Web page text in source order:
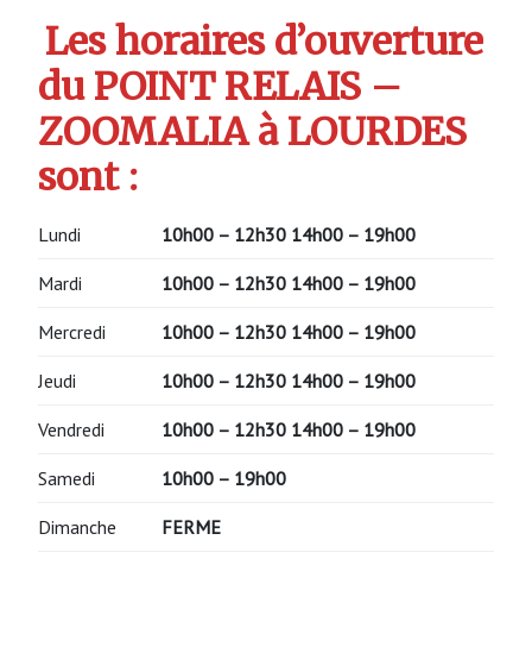
Les horaires d’ouverture
du POINT RELAIS –
ZOOMALIA à LOURDES
sont :
Lundi 10h00 – 12h30 14h00 – 19h00
Mardi 10h00 – 12h30 14h00 – 19h00
Mercredi 10h00 – 12h30 14h00 – 19h00
Jeudi 10h00 – 12h30 14h00 – 19h00
Vendredi 10h00 – 12h30 14h00 – 19h00
Samedi 10h00 – 19h00
Dimanche FERME